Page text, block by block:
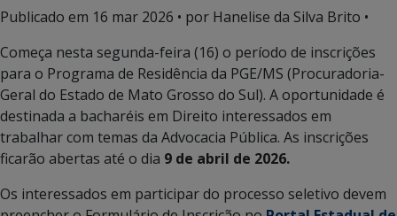
Publicado em 16 mar 2026 • por Hanelise da Silva Brito •
Começa nesta segunda-feira (16) o período de inscrições
para o Programa de Residência da PGE/MS (Procuradoria-
Geral do Estado de Mato Grosso do Sul). A oportunidade é
destinada a bacharéis em Direito interessados em
trabalhar com temas da Advocacia Pública. As inscrições
ficarão abertas até o dia 9 de abril de 2026.
Os interessados em participar do processo seletivo devem